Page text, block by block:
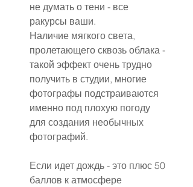
не думать о тени - все
ракурсы ваши.
Наличие мягкого света,
пролетающего сквозь облака -
такой эффект очень трудно
получить в студии, многие
фотографы подстраиваются
именно под плохую погоду
для создания необычных
фотографий.
Если идет дождь - это плюс 50
баллов к атмосфере